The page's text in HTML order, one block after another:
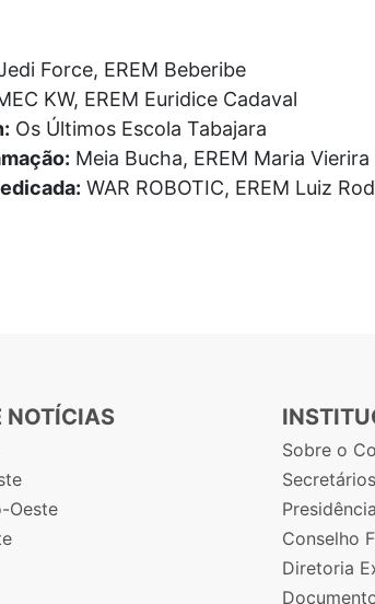
Force, EREM Beberibe
KW, EREM Euridice Cadaval
Os Últimos Escola Tabajara
Meia Bucha, EREM Maria
WAR ROBOTIC, EREM Luiz
NOTÍCIAS
Oeste
Sobre o
Secretários
Presidência
Conselho
Diretoria